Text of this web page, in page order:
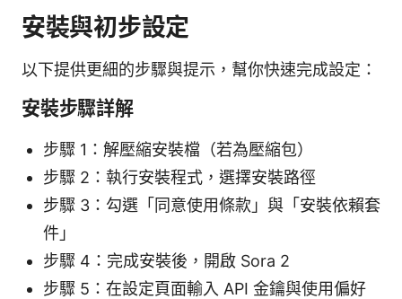
安裝與初步設定
以下提供更細的步驟與提示，幫你快速完成設定：
安裝步驟詳解
步驟 1：解壓縮安裝檔（若為壓縮包）
步驟 2：執行安裝程式，選擇安裝路徑
步驟 3：勾選「同意使用條款」與「安裝依賴套
件」
步驟 4：完成安裝後，開啟 Sora 2
步驟 5：在設定頁面輸入 API 金鑰與使用偏好